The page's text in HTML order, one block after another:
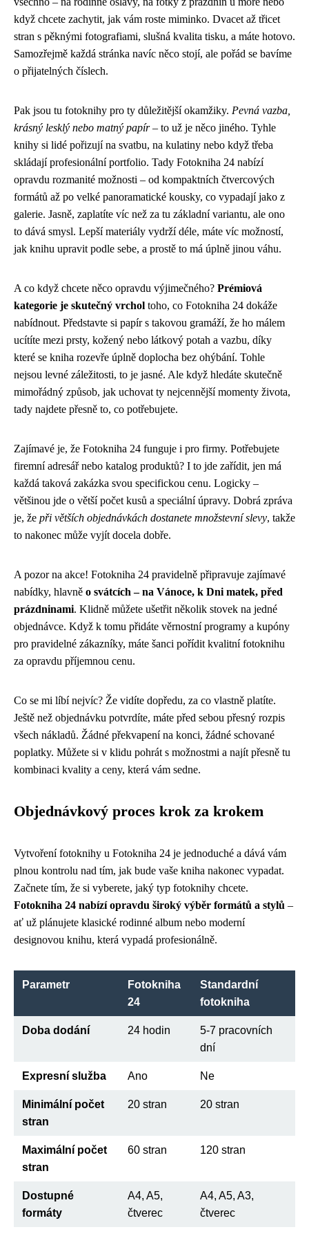
když chcete zachytit, jak vám roste miminko. Dvacet až třicet
stran s pěknými fotografiami, slušná kvalita tisku, a máte hotovo.
Samozřejmě každá stránka navíc něco stojí, ale pořád se bavíme
o přijatelných číslech.
Pak jsou tu fotoknihy pro ty důležitější okamžiky. Pevná vazba,
krásný lesklý nebo matný papír– to už je něco jiného. Tyhle
knihy si lidé pořizují na svatbu, na kulatiny nebo když třeba
skládají profesionální portfolio. Tady Fotokniha 24 nabízí
opravdu rozmanité možnosti – od kompaktních čtvercových
formátů až po velké panoramatické kousky, co vypadají jako z
galerie. Jasně, zaplatíte víc než za tu základní variantu, ale ono
to dává smysl. Lepší materiály vydrží déle, máte víc možností,
jak knihu upravit podle sebe, a prostě to má úplně jinou váhu.
A co když chcete něco opravdu výjimečného? Prémiová
kategorie je skutečný vrchol toho, co Fotokniha 24 dokáže
nabídnout. Představte si papír s takovou gramáží, že ho málem
ucítíte mezi prsty, kožený nebo látkový potah a vazbu, díky
které se kniha rozevře úplně doplocha bez ohýbání. Tohle
nejsou levné záležitosti, to je jasné. Ale když hledáte skutečně
mimořádný způsob, jak uchovat ty nejcennější momenty života,
tady najdete přesně to, co potřebujete.
Zajímavé je, že Fotokniha 24 funguje i pro firmy. Potřebujete
firemní adresář nebo katalog produktů? I to jde zařídit, jen má
každá taková zakázka svou specifickou cenu. Logicky –
většinou jde o větší počet kusů a speciální úpravy. Dobrá zpráva
je, že při větších objednávkách dostanete množstevní slevy, takže
to nakonec může vyjít docela dobře.
A pozor na akce! Fotokniha 24 pravidelně připravuje zajímavé
nabídky, hlavně o svátcích – na Vánoce, k Dni matek, před
prázdninami. Klidně můžete ušetřit několik stovek na jedné
objednávce. Když k tomu přidáte věrnostní programy a kupóny
pro pravidelné zákazníky, máte šanci pořídit kvalitní fotoknihu
za opravdu příjemnou cenu.
Co se mi líbí nejvíc? Že vidíte dopředu, za co vlastně platíte.
Ještě než objednávku potvrdíte, máte před sebou přesný rozpis
všech nákladů. Žádné překvapení na konci, žádné schované
poplatky. Můžete si v klidu pohrát s možnostmi a najít přesně tu
kombinaci kvality a ceny, která vám sedne.
Objednávkový proces krok za krokem
Vytvoření fotoknihy u Fotokniha 24 je jednoduché a dává vám
plnou kontrolu nad tím, jak bude vaše kniha nakonec vypadat.
Začnete tím, že si vyberete, jaký typ fotoknihy chcete.
Fotokniha 24 nabízí opravdu široký výběr formátů a stylů –
ať už plánujete klasické rodinné album nebo moderní
designovou knihu, která vypadá profesionálně.
Parametr
Fotokniha
24
Standardní
fotokniha
Doba dodání 24 hodin
5-7 pracovních
dní
Expresní služba Ano Ne
Minimální počet
stran
20 stran 20 stran
Maximální počet
stran
60 stran 120 stran
Dostupné
formáty
A4, A5,
čtverec
A4, A5, A3,
čtverec